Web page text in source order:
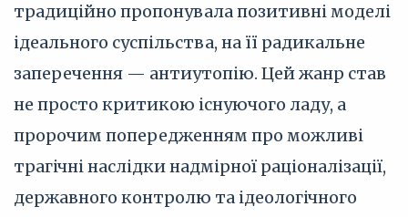
традиційно пропонувала позитивні моделі
ідеального суспільства, на її радикальне
заперечення — антиутопію. Цей жанр став
не просто критикою існуючого ладу, а
пророчим попередженням про можливі
трагічні наслідки надмірної раціоналізації,
державного контролю та ідеологічного